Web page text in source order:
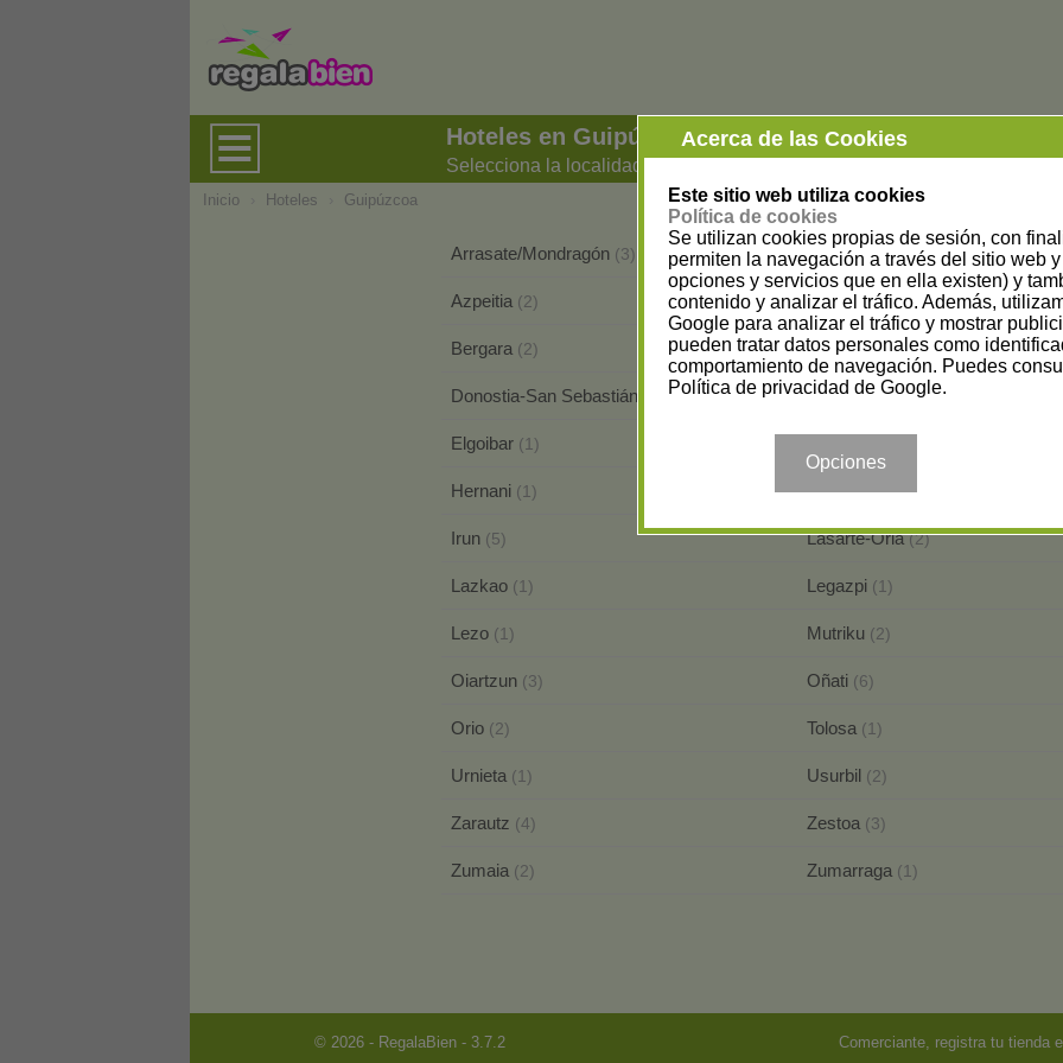
Hoteles en Guipúzcoa
Selecciona la localidad
Acerca de las Cookies
Este sitio web utiliza cookies
Política de cookies
Se utilizan cookies propias de sesión, con
permiten la navegación a través del sitio web
opciones y servicios que en ella existen) y
contenido y analizar el tráfico. Además,
Google para analizar el tráfico y mostrar
pueden tratar datos personales como
comportamiento de navegación. Puedes
Política de privacidad de Google.
Opciones
Inicio Hoteles Guipúzcoa
Arrasate/Mondragón (3) Azkoitia(1)
Azpeitia (2) Beasain(3)
Bergara (2) Deba(1)
Donostia-San Sebastián (40) Eibar (2)
Elgoibar (1)
Hernani (1) Hondarribia(8)
Irun (5) Lasarte-Oria(2)
Lazkao (1) Legazpi (1)
Lezo (1) Mutriku (2)
Oiartzun (3) Oñati (6)
Orio (2) Tolosa (1)
Urnieta (1) Usurbil (2)
Zarautz (4) Zestoa (3)
Zumaia (2) Zumarraga (1)
© 2026 - RegalaBien - 3.7.2 Comerciante, registra tu tienda